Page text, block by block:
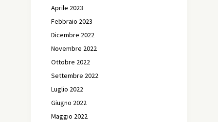
Aprile 2023
Febbraio 2023
Dicembre 2022
Novembre 2022
Ottobre 2022
Settembre 2022
Luglio 2022
Giugno 2022
Maggio 2022